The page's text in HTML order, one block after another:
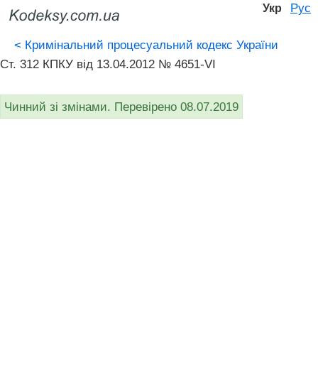
Укр Рус
< Кримінальний процесуальний кодекс України
Ст. 312 КПКУ від 13.04.2012 № 4651-VI
Чинний зі змінами. Перевірено 08.07.2019